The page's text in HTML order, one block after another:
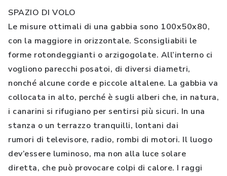
SPAZIO DI VOLO
Le misure ottimali di una gabbia sono 100x50x80,
con la maggiore in orizzontale. Sconsigliabili le
forme rotondeggianti o arzigogolate. All’interno ci
vogliono parecchi posatoi, di diversi diametri,
nonché alcune corde e piccole altalene. La gabbia va
collocata in alto, perché è sugli alberi che, in natura,
i canarini si rifugiano per sentirsi più sicuri. In una
stanza o un terrazzo tranquilli, lontani dai
rumori di televisore, radio, rombi di motori. Il luogo
dev’essere luminoso, ma non alla luce solare
diretta, che può provocare colpi di calore. I raggi